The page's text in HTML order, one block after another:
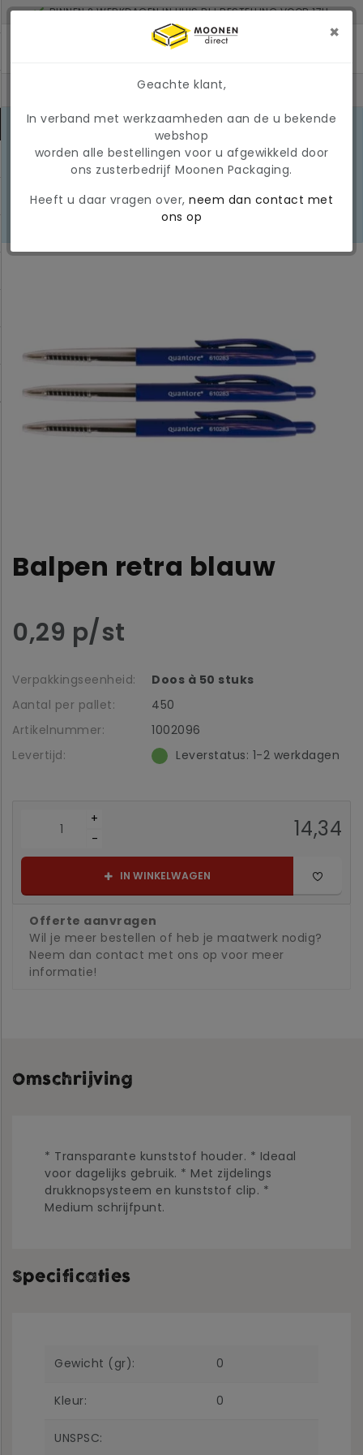
BINNEN 2 WERKDAGEN IN HUIS BIJ BESTELLING VOOR 17U
MINIMAAL ORDERBEDRAG: € 150
MARKTONTWIKKELINGEN 2026
marktomstandigheden kunnen
prijzen en beschikbaarheid tijdelijk
een tijdelijke, variabele
LEES
Balpen retra blauw
0,29 p/st
Verpakkingseenheid:
Doos à 50 stuks
Aantal per pallet:
450
Artikelnummer:
1002096
Levertijd:
Leverstatus: 1-2 werkdagen
+
-
14,34
IN WINKELWAGEN
Offerte aanvragen
Wil je meer bestellen of heb je maatwerk nodig?
Neem dan contact met ons op voor meer
informatie!
Omschrijving
* Transparante kunststof houder. * Ideaal
voor dagelijks gebruik. * Met zijdelings
drukknopsysteem en kunststof clip. *
Medium schrijfpunt.
Specificaties
Gewicht (gr): 0
Kleur: 0
UNSPSC:
×
Geachte klant,
In verband met werkzaamheden aan de u bekende
webshop
worden alle bestellingen voor u afgewikkeld door
ons zusterbedrijf Moonen Packaging.
Heeft u daar vragen over, neem dan contact met
ons op